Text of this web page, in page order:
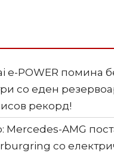
e-POWER помина
со еден
рекорд!
Mercedes-AMG
со